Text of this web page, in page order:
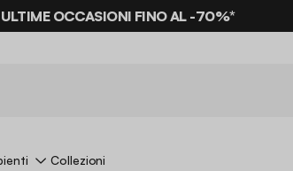
ULTIME OCCASIONI FINO AL -70%*
Collezioni